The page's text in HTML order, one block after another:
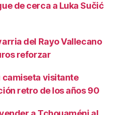
de cerca a Luka Sučić
del Rayo Vallecano
reforzar
camiseta visitante
retro de los años 90